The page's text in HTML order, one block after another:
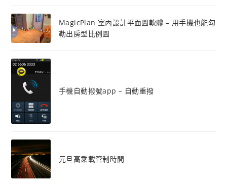
MagicPlan 室內設計平面圖軟體 – 用手機也能勾
勒出房型比例圖
手機自動撥號app – 自動重撥
元旦高乘載管制時間